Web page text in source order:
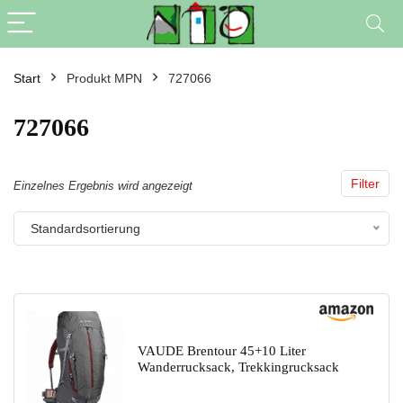
Start Produkt MPN 727066
727066
Filter
Einzelnes Ergebnis wird angezeigt
Standardsortierung
VAUDE Brentour 45+10 Liter
Wanderrucksack, Trekkingrucksack